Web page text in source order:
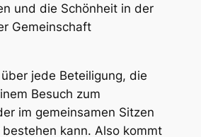
und die Schönheit in der
Gemeinschaft
jede Beteiligung, die
Besuch zum
im gemeinsamen Sitzen
kann. Also kommt